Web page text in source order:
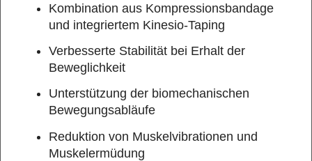
Kombination aus Kompressionsbandage
und integriertem Kinesio-Taping
Verbesserte Stabilität bei Erhalt der
Beweglichkeit
Unterstützung der biomechanischen
Bewegungsabläufe
Reduktion von Muskelvibrationen und
Muskelermüdung